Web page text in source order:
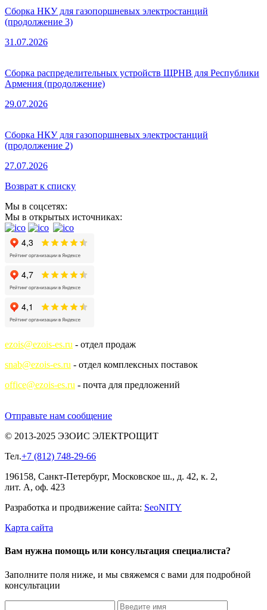
Сборка НКУ для газопоршневых электростанций
(продолжение 3)
31.07.2026
Сборка распределительных устройств ЩРНВ для Республики
Армения (продолжение)
29.07.2026
Сборка НКУ для газопоршневых электростанций
(продолжение 2)
27.07.2026
Возврат к списку
Мы в соцсетях:
Мы в открытых источниках:
ezois@ezois-es.ru - отдел продаж
snab@ezois-es.ru - отдел комплексных поставок
office@ezois-es.ru - почта для предложений
Отправьте нам сообщение
© 2013-2025 ЭЗОИС ЭЛЕКТРОЩИТ
Тел.+7 (812) 748-29-66
196158, Санкт-Петербург, Московское ш., д. 42, к. 2,
лит. А, оф. 423
Разработка и продвижение сайта: SeoNITY
Карта сайта
Вам нужна помощь или консультация специалиста?
Заполните поля ниже, и мы свяжемся с вами для подробной
консультации